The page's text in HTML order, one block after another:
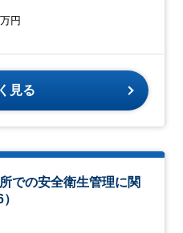
円
見る
での安全衛生管理に関